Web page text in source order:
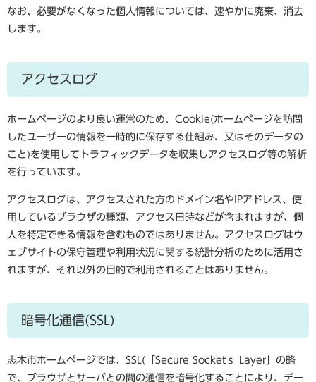
なお、必要がなくなった個人情報については、速やかに廃棄、消去
します。
アクセスログ
ホームページのより良い運営のため、Cookie(ホームページを訪問
したユーザーの情報を一時的に保存する仕組み、又はそのデータの
こと)を使用してトラフィックデータを収集しアクセスログ等の解析
を行っています。
アクセスログは、アクセスされた方のドメイン名やIPアドレス、使
用しているブラウザの種類、アクセス日時などが含まれますが、個
人を特定できる情報を含むものではありません。アクセスログはウ
ェブサイトの保守管理や利用状況に関する統計分析のために活用さ
れますが、それ以外の目的で利用されることはありません。
暗号化通信(SSL)
志木市ホームページでは、SSL(「Secure Socketｓ Layer」の略
で、ブラウザとサーバとの間の通信を暗号化することにより、デー